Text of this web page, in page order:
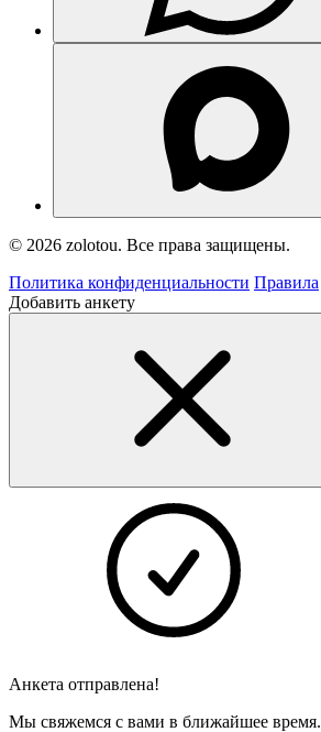
© 2026 zolotou. Все права защищены.
Политика конфиденциальности Правила
Добавить анкету
Анкета отправлена!
Мы свяжемся с вами в ближайшее время.